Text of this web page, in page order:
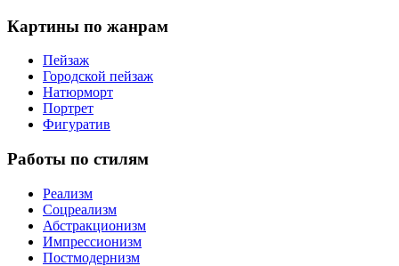
Картины по жанрам
Пейзаж
Городской пейзаж
Натюрморт
Портрет
Фигуратив
Работы по стилям
Реализм
Соцреализм
Абстракционизм
Импрессионизм
Постмодернизм